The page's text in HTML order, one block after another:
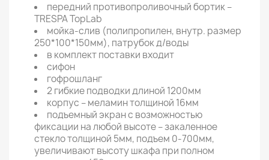
передний противопроливочный бортик –
TRESPA TopLab
мойка-слив (полипропилен, внутр. размер
250*100*150мм), патрубок д/воды
в комплект поставки входит
сифон
гофрошланг
2 гибкие подводки длиной 1200мм
корпус – меламин толщиной 16мм
подъемный экран с возможностью
фиксации на любой высоте – закаленное
стекло толщиной 5мм, подъем 0-700мм,
увеличивают высоту шкафа при полном